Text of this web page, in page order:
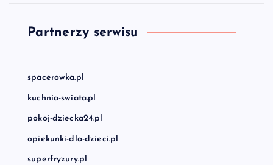
Partnerzy serwisu
spacerowka.pl
kuchnia-swiata.pl
pokoj-dziecka24.pl
opiekunki-dla-dzieci.pl
superfryzury.pl